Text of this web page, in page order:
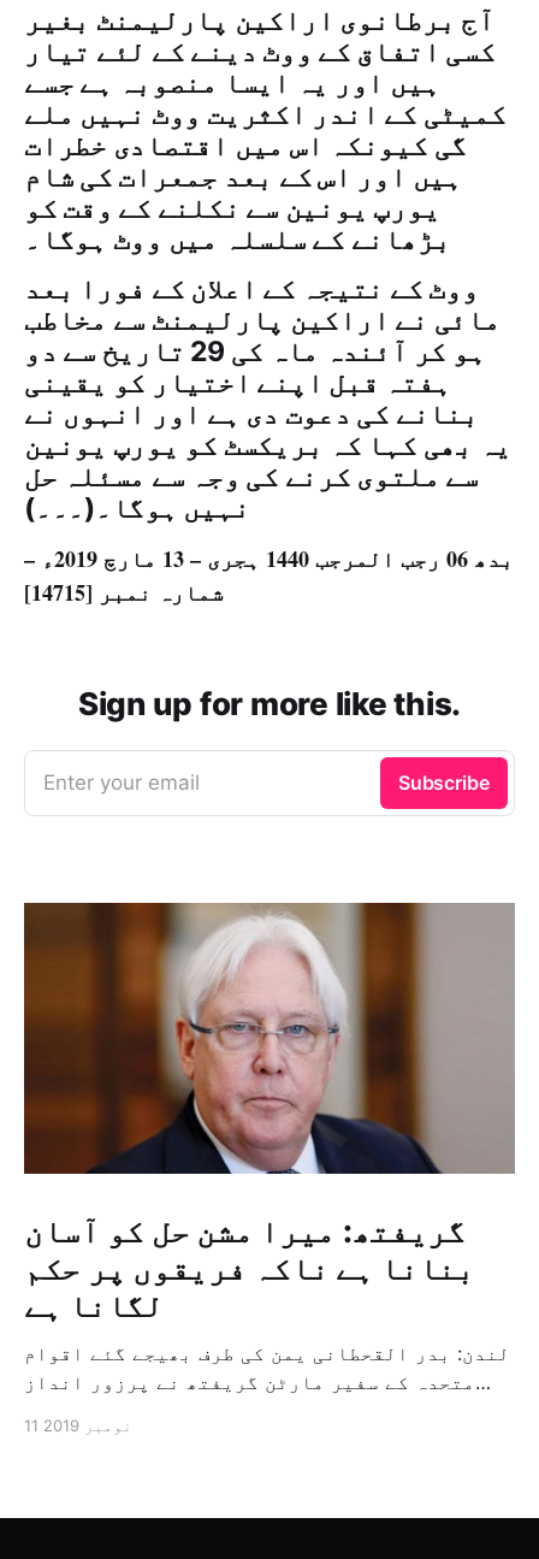
آج برطانوی اراکین پارلیمنٹ بغیر
کسی اتفاق کے ووٹ دینے کے لئے تیار
ہیں اور یہ ایسا منصوبہ ہے جسے
کمیٹی کے اندر اکثریت ووٹ نہیں ملے
گی کیونکہ اس میں اقتصادی خطرات
ہیں اور اس کے بعد جمعرات کی شام
یورپ یونین سے نکلنے کے وقت کو
بڑھانے کے سلسلہ میں ووٹ ہوگا۔
ووٹ کے نتیجہ کے اعلان کے فورا بعد
مائی نے اراکین پارلیمنٹ سے مخاطب
ہو کر آئندہ ماہ کی 29 تاریخ سے دو
ہفتہ قبل اپنے اختیار کو یقینی
بنانے کی دعوت دی ہے اور انہوں نے
یہ بھی کہا کہ بریکسٹ کو یورپ یونین
سے ملتوی کرنے کی وجہ سے مسئلہ حل
نہیں ہوگا۔(۔۔۔)
بدھ 06 رجب المرجب 1440 ہجری – 13 مارچ 2019ء –
شمارہ نمبر [14715]
Sign up for more like this.
Enter your email Subscribe
گریفتھ: میرا مشن حل کو آسان
بنانا ہے ناکہ فریقوں پر حکم
لگانا ہے
لندن: بدر القحطانی یمن کی طرف بھیجے گئے اقوام
متحدہ کے سفیر مارٹن گریفتھ نے پرزور انداز
ثالثی اور اس کشمکش کی حدبندی کرنے کے لئے ایک
11 نومبر 2019